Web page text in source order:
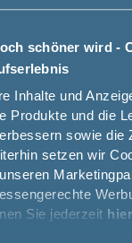
schöner wird -
Inhalte und
Produkte und die
sowie die
setzen wir
Sie jederzeit hier
50 €
sich hier
an und
auf Ihre